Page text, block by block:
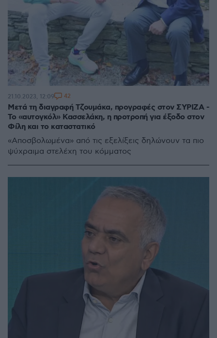
Μετά τη διαγραφή Τζουμάκα, προγραφές στον ΣΥΡΙΖΑ -
Το «αυτογκόλ» Κασσελάκη, η προτροπή για έξοδο στον
Φίλη και το καταστατικό
«Αποσβολωμένα» από τις εξελίξεις δηλώνουν τα πιο
ψύχραιμα στελέχη του κόμματος
21.10.2023, 12:09 42